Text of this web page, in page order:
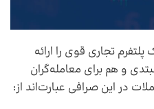
پلتفرم تجاری قوی را ارائه
و هم برای معامله‌گران
در این صرافی عبارت‌اند از: